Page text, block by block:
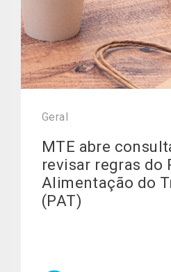
Geral
MTE abre
revisar regras do
Alimentação do
(PAT)